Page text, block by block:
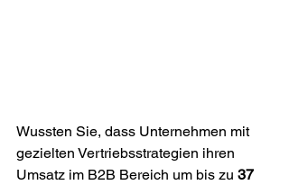
Wussten Sie, dass Unternehmen mit
gezielten Vertriebsstrategien ihren
Umsatz im B2B Bereich um bis zu 37